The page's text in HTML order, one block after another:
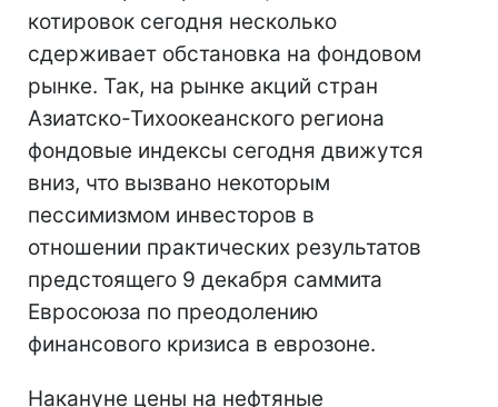
котировок сегодня несколько
сдерживает обстановка на фондовом
рынке. Так, на рынке акций стран
Азиатско-Тихоокеанского региона
фондовые индексы сегодня движутся
вниз, что вызвано некоторым
пессимизмом инвесторов в
отношении практических результатов
предстоящего 9 декабря саммита
Евросоюза по преодолению
финансового кризиса в еврозоне.
Накануне цены на нефтяные